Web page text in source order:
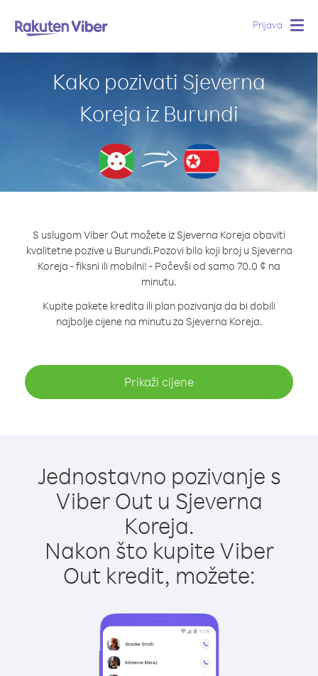
Prijava
Kako pozivati Sjeverna
Koreja iz Burundi
S uslugom Viber Out možete iz Sjeverna Koreja obaviti
kvalitetne pozive u Burundi.Pozovi bilo koji broj u Sjeverna
Koreja - fiksni ili mobilni! - Počevši od samo 70.0 ¢ na
minutu.
Kupite pakete kredita ili plan pozivanja da bi dobili
najbolje cijene na minutu za Sjeverna Koreja.
Prikaži cijene
Jednostavno pozivanje s
Viber Out u Sjeverna
Koreja.
Nakon što kupite Viber
Out kredit, možete: